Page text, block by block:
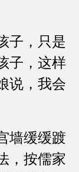
，只是
子，这样
说，我会
缓缓踱
，按儒家